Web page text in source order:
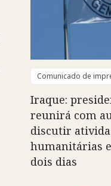
Comunicado de
Iraque:
reunirá com
discutir
humanitárias
dois dias